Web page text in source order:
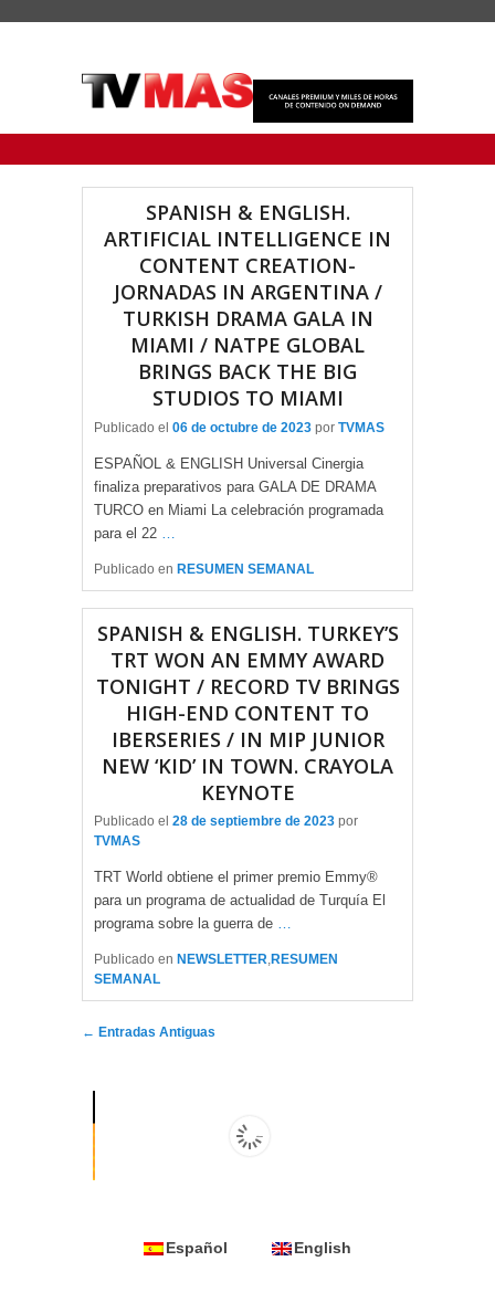
SPANISH & ENGLISH.
ARTIFICIAL INTELLIGENCE IN
CONTENT CREATION-
JORNADAS IN ARGENTINA /
TURKISH DRAMA GALA IN
MIAMI / NATPE GLOBAL
BRINGS BACK THE BIG
STUDIOS TO MIAMI
Publicado el 06 de octubre de 2023 por TVMAS
ESPAÑOL & ENGLISH Universal Cinergia
finaliza preparativos para GALA DE DRAMA
TURCO en Miami La celebración programada
para el 22
Publicado en RESUMEN SEMANAL
SPANISH & ENGLISH. TURKEY’S
TRT WON AN EMMY AWARD
TONIGHT / RECORD TV BRINGS
HIGH-END CONTENT TO
IBERSERIES / IN MIP JUNIOR
NEW ‘KID’ IN TOWN. CRAYOLA
KEYNOTE
Publicado el 28 de septiembre de 2023 por
TVMAS
TRT World obtiene el primer premio Emmy®
para un programa de actualidad de Turquía El
programa sobre la guerra de …
Publicado en NEWSLETTER,RESUMEN
SEMANAL
Navegador de artículos
← Entradas Antiguas
Español English